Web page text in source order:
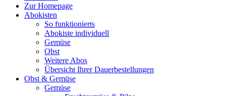
Zur Homepage
Abokisten
So funktionierts
Abokiste individuell
Gemüse
Obst
Weitere Abos
Übersicht Ihrer Dauerbestellungen
Obst & Gemüse
Gemüse